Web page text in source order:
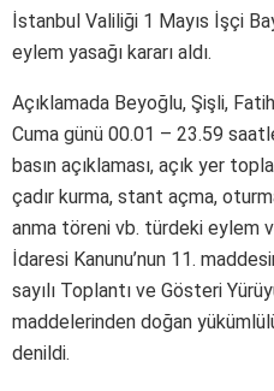
İstanbul Valiliği 1 Mayıs İşçi
eylem yasağı kararı aldı.
Açıklamada Beyoğlu, Şişli,
Cuma günü 00.01 – 23.59
basın açıklaması, açık yer
çadır kurma, stant açma,
anma töreni vb. türdeki eylem
İdaresi Kanunu’nun 11.
sayılı Toplantı ve Gösteri
maddelerinden doğan
denildi.